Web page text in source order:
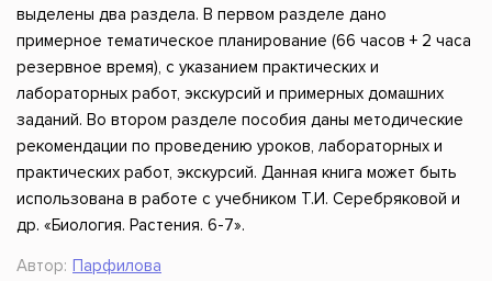
выделены два раздела. В первом разделе дано
примерное тематическое планирование (66 часов + 2 часа
резервное время), с указанием практических и
лабораторных работ, экскурсий и примерных домашних
заданий. Во втором разделе пособия даны методические
рекомендации по проведению уроков, лабораторных и
практических работ, экскурсий. Данная книга может быть
использована в работе с учебником Т.И. Серебряковой и
др. «Биология. Растения. 6-7».
Автор: Парфилова